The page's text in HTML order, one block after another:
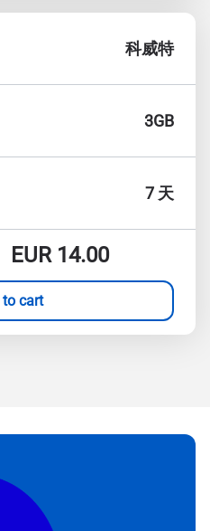
科威特
3GB
7 天
EUR14.00
cart